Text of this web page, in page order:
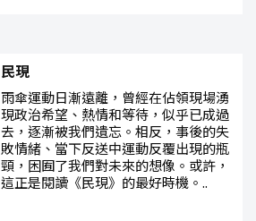
民現
雨傘運動日漸遠離，曾經在佔領現場湧
現政治希望、熱情和等待，似乎已成過
去，逐漸被我們遺忘。相反，事後的失
敗情緒、當下反送中運動反覆出現的瓶
頸，困囿了我們對未來的想像。或許，
這正是閱讀《民現》的最好時機。..